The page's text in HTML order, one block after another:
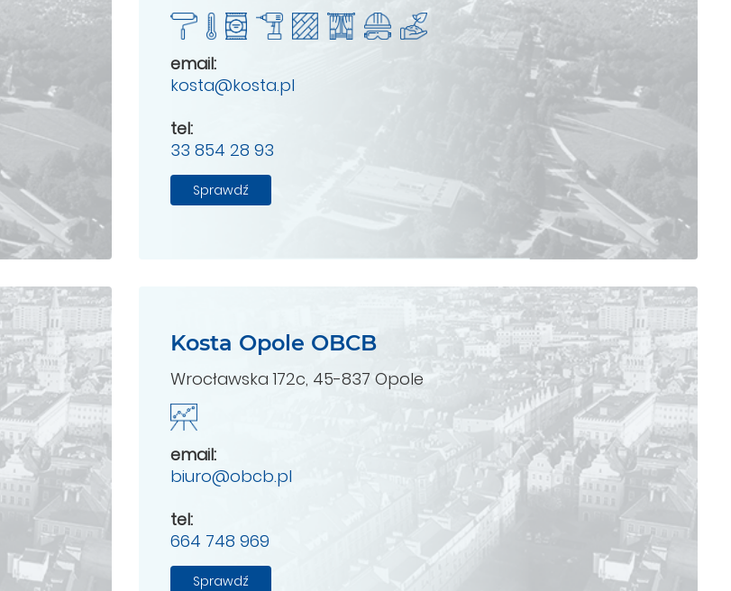
email:
kosta@kosta.pl
tel:
33 854 28 93
Sprawdź
Kosta Opole OBCB
Wrocławska 172c, 45-837 Opole
email:
biuro@obcb.pl
tel:
664 748 969
Sprawdź